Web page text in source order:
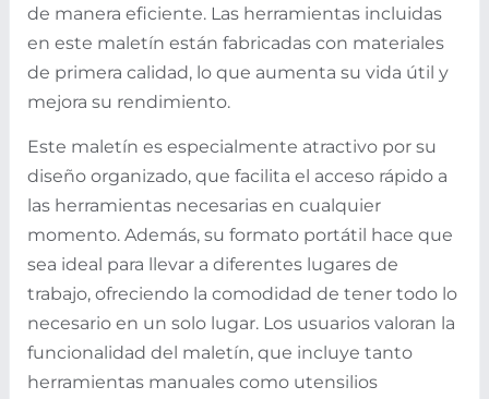
de manera eficiente. Las herramientas incluidas
en este maletín están fabricadas con materiales
de primera calidad, lo que aumenta su vida útil y
mejora su rendimiento.
Este maletín es especialmente atractivo por su
diseño organizado, que facilita el acceso rápido a
las herramientas necesarias en cualquier
momento. Además, su formato portátil hace que
sea ideal para llevar a diferentes lugares de
trabajo, ofreciendo la comodidad de tener todo lo
necesario en un solo lugar. Los usuarios valoran la
funcionalidad del maletín, que incluye tanto
herramientas manuales como utensilios